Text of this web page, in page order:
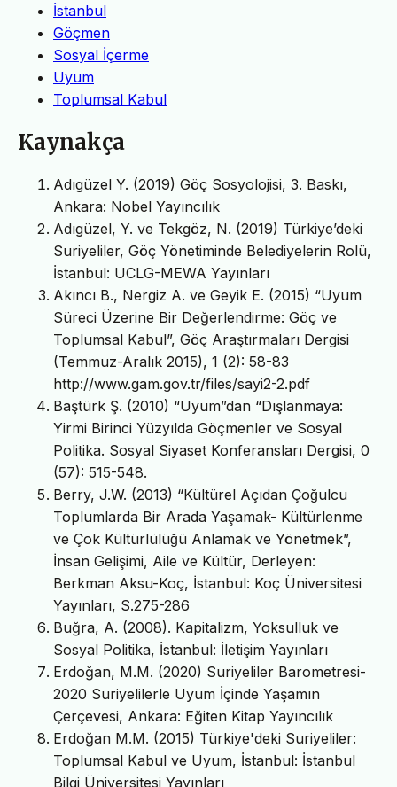
İstanbul
Göçmen
Sosyal İçerme
Uyum
Toplumsal Kabul
Kaynakça
Adıgüzel Y. (2019) Göç Sosyolojisi, 3. Baskı,
Ankara: Nobel Yayıncılık
Adıgüzel, Y. ve Tekgöz, N. (2019) Türkiye’deki
Suriyeliler, Göç Yönetiminde Belediyelerin Rolü,
İstanbul: UCLG-MEWA Yayınları
Akıncı B., Nergiz A. ve Geyik E. (2015) “Uyum
Süreci Üzerine Bir Değerlendirme: Göç ve
Toplumsal Kabul”, Göç Araştırmaları Dergisi
(Temmuz-Aralık 2015), 1 (2): 58-83
http://www.gam.gov.tr/files/sayi2-2.pdf
Baştürk Ş. (2010) “Uyum”dan “Dışlanmaya:
Yirmi Birinci Yüzyılda Göçmenler ve Sosyal
Politika. Sosyal Siyaset Konferansları Dergisi, 0
(57): 515-548.
Berry, J.W. (2013) “Kültürel Açıdan Çoğulcu
Toplumlarda Bir Arada Yaşamak- Kültürlenme
ve Çok Kültürlülüğü Anlamak ve Yönetmek”,
İnsan Gelişimi, Aile ve Kültür, Derleyen:
Berkman Aksu-Koç, İstanbul: Koç Üniversitesi
Yayınları, S.275-286
Buğra, A. (2008). Kapitalizm, Yoksulluk ve
Sosyal Politika, İstanbul: İletişim Yayınları
Erdoğan, M.M. (2020) Suriyeliler Barometresi-
2020 Suriyelilerle Uyum İçinde Yaşamın
Çerçevesi, Ankara: Eğiten Kitap Yayıncılık
Erdoğan M.M. (2015) Türkiye'deki Suriyeliler:
Toplumsal Kabul ve Uyum, İstanbul: İstanbul
Bilgi Üniversitesi Yayınları